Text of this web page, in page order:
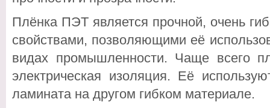
Плёнка ПЭТ является прочной, очень
свойствами, позволяющими её
видах промышленности. Чаще всего
электрическая изоляция. Её
ламината на другом гибком материале.